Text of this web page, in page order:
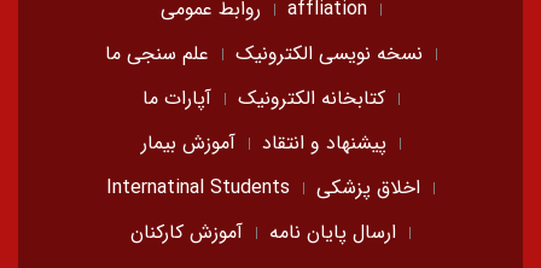
affliation
روابط عمومی
نسخه نویسی الکترونیک
علم سنجی ما
کتابخانه الکترونیک
آپارات ما
پیشنهاد و انتقاد
آموزش بیمار
اخلاق پزشکی
Internatinal Students
ارسال پایان نامه
آموزش کارکنان